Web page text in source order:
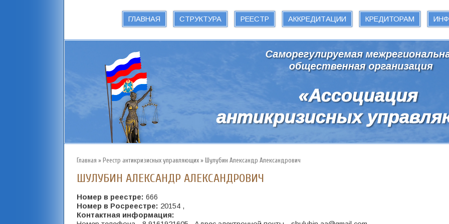
ГЛАВНАЯ СТРУКТУРА РЕЕСТР АККРЕДИТАЦИИ КРЕДИТОРАМ
Главная » Реестр антикризисных управляющих » Шулубин Александр Александрович
ШУЛУБИН АЛЕКСАНДР АЛЕКСАНДРОВИЧ
Номер в реестре: 666
Номер в Росреестре: 20154 ,
Контактная информация: